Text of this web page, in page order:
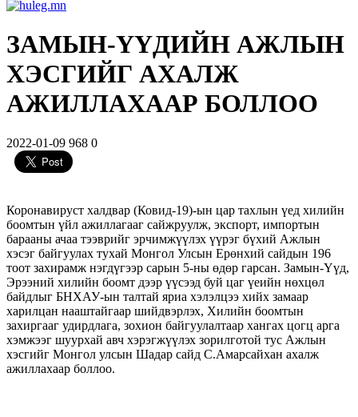
ЗАМЫН-ҮҮДИЙН АЖЛЫН
ХЭСГИЙГ АХАЛЖ
АЖИЛЛАХААР БОЛЛОО
2022-01-09 968 0
Коронавируст халдвар (Ковид-19)-ын цар тахлын үед хилийн
боомтын үйл ажиллагааг сайжруулж, экспорт, импортын
барааны ачаа тээврийг эрчимжүүлэх үүрэг бүхий Ажлын
хэсэг байгуулах тухай Монгол Улсын Ерөнхий сайдын 196
тоот захирамж нэгдүгээр сарын 5-ны өдөр гарсан. Замын-Үүд,
Эрээний хилийн боомт дээр үүсээд буй цаг үеийн нөхцөл
байдлыг БНХАУ-ын талтай яриа хэлэлцээ хийх замаар
харилцан нааштайгаар шийдвэрлэх, Хилийн боомтын
захиргааг удирдлага, зохион байгуулалтаар хангах цогц арга
хэмжээг шуурхай авч хэрэгжүүлэх зорилготой тус Ажлын
хэсгийг Монгол улсын Шадар сайд С.Амарсайхан ахалж
ажиллахаар боллоо.